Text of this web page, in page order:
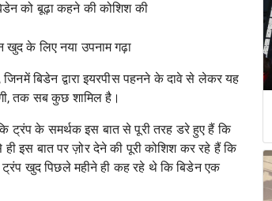
को बूढ़ा कहने की कोशिश की
खुद के लिए नया उपनाम गढ़ा
बिडेन द्वारा इयरपीस पहनने के दावे से लेकर यह
तक सब कुछ शामिल है।
ट्रंप के समर्थक इस बात से पूरी तरह डरे हुए हैं कि
इस बात पर ज़ोर देने की पूरी कोशिश कर रहे हैं कि
ट्रंप खुद पिछले महीने ही कह रहे थे कि बिडेन एक